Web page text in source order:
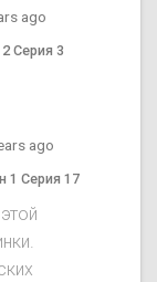
ago
Серия 3
ago
1 Серия 17